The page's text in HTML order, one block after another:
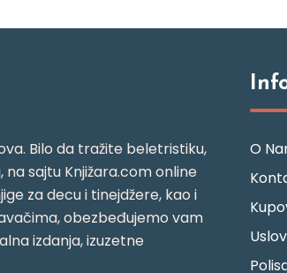
Bilo da tražite beletristiku,
sajtu Knjižara.com online
za decu i tinejdžere, kao i
obezbeđujemo vam
izdanja, izuzetne
O